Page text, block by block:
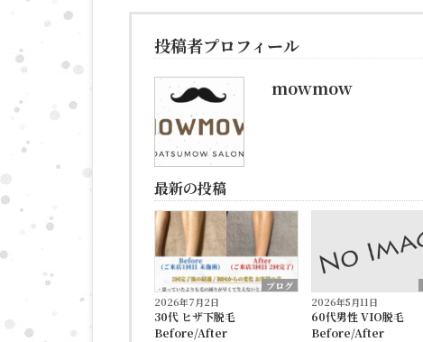
投稿者プロフィール
mowmow
最新の投稿
ブログ
2026年7月2日
30代 ヒザ下脱毛
Before/After
2026年5月11日
60代男性 VIO脱毛
Before/After